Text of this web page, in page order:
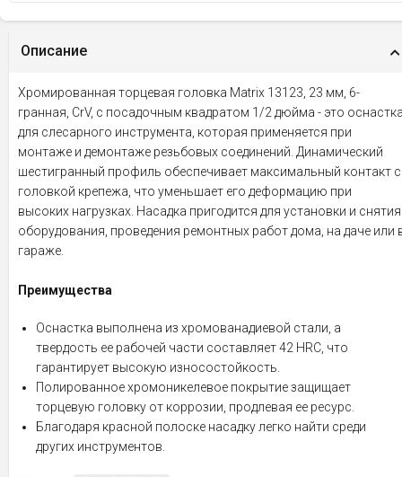
Описание
Хромированная торцевая головка Matrix 13123, 23 мм, 6-
гранная, CrV, с посадочным квадратом 1/2 дюйма - это
для слесарного инструмента, которая применяется при
монтаже и демонтаже резьбовых соединений. Динамический
шестигранный профиль обеспечивает максимальный контакт с
головкой крепежа, что уменьшает его деформацию при
высоких нагрузках. Насадка пригодится для установки и снятия
оборудования, проведения ремонтных работ дома, на даче или
гараже.
Преимущества
Оснастка выполнена из хромованадиевой стали, а
твердость ее рабочей части составляет 42 HRC, что
гарантирует высокую износостойкость.
Полированное хромоникелевое покрытие защищает
торцевую головку от коррозии, продлевая ее ресурс.
Благодаря красной полоске насадку легко найти среди
других инструментов.